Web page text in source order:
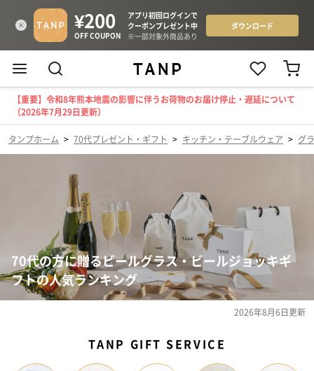
【重要】令和8年熊本地震の影響に伴うお荷物のお届け停止・遅延について
（2026年7月29日更新）
タンプホーム > 70代プレゼント・ギフト > キッチン・テーブルウェア > グ
70代の方に贈るビールグラス・ビールジョッキギ
フトの人気ランキング
2026年8月6日更新
TANP GIFT SERVICE